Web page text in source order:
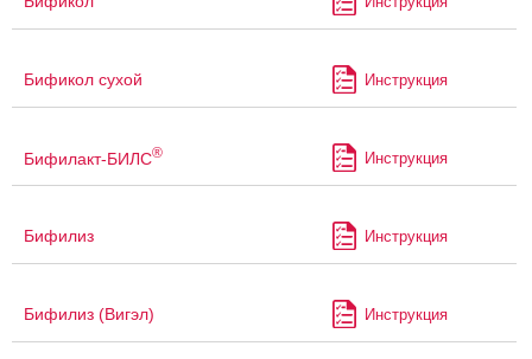
Бификол сухой Инструкция
Бифилакт-БИЛС® Инструкция
Бифилиз Инструкция
Бифилиз (Вигэл) Инструкция